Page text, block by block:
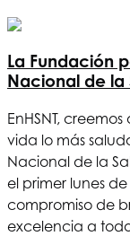
La Fundación
Nacional de la
EnHSNT, creemos
vida lo más
Nacional de la
el primer lunes
compromiso de
excelencia a